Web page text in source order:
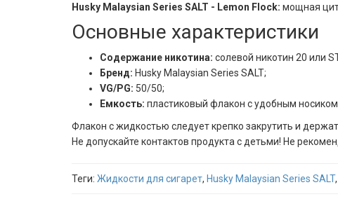
Husky Malaysian Series SALT - Lemon Flock: мощная
Основные характеристики
Содержание никотина: солевой никотин 20 или
Бренд: Husky Malaysian Series SALT;
VG/PG: 50/50;
Емкость: пластиковый флакон с удобным
Флакон с жидкостью следует крепко закрутить и
Не допускайте контактов продукта с детьми! Не
Теги: Жидкости для сигарет, Husky Malaysian Series SALT,